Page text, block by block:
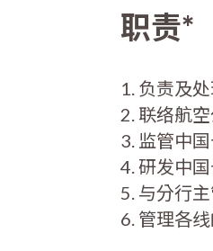
职责*
1. 负责及
2. 联络航
3. 监管中
4. 研发中
5. 与分行
6. 管理各